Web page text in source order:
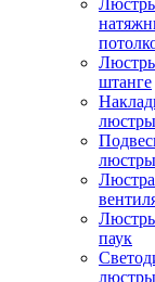
штанге
люстры
люстры
паук